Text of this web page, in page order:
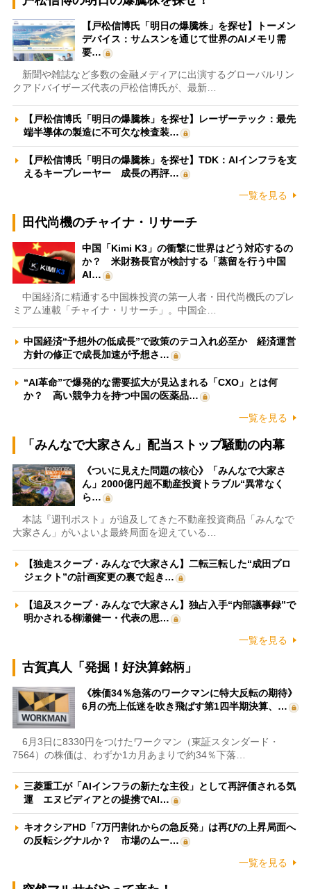
【戸松信博氏「明日の爆騰株」を探せ】トーメン
デバイス：サムスンを通じて世界のAIメモリ需
要…
新聞や雑誌など多数の金融メディアに出演するグローバルリン
クアドバイザーズ代表の戸松信博氏が、最新…
【戸松信博氏「明日の爆騰株」を探せ】レーザーテック：最先
端半導体の製造に不可欠な検査装…
【戸松信博氏「明日の爆騰株」を探せ】TDK：AIインフラを支
えるキープレーヤー 成長の再評…
一覧を見る
田代尚機のチャイナ・リサーチ
中国「Kimi K3」の衝撃に世界はどう対応するの
か？ 米財務長官が検討する「蒸留を行う中国
AI…
中国経済に精通する中国株投資の第一人者・田代尚機氏のプレ
ミアム連載「チャイナ・リサーチ」。中国企…
中国経済“予想外の低成長”で政策のテコ入れ必至か 経済運営
方針の修正で成長加速が予想さ…
“AI革命”で爆発的な需要拡大が見込まれる「CXO」とは何
か？ 高い競争力を持つ中国の医薬品…
一覧を見る
「みんなで大家さん」配当ストップ騒動の内幕
《ついに見えた問題の核心》「みんなで大家さ
ん」2000億円超不動産投資トラブル“異常なく
ら…
本誌『週刊ポスト』が追及してきた不動産投資商品「みんなで
大家さん」がいよいよ最終局面を迎えている…
【独走スクープ・みんなで大家さん】二転三転した“成田プロ
ジェクト”の計画変更の裏で起き…
【追及スクープ・みんなで大家さん】独占入手“内部議事録”で
明かされる柳瀬健一・代表の思…
一覧を見る
古賀真人「発掘！好決算銘柄」
《株価34％急落のワークマンに特大反転の期待》
6月の売上低迷を吹き飛ばす第1四半期決算、…
6月3日に8330円をつけたワークマン（東証スタンダード・
7564）の株価は、わずか1カ月あまりで約34％下落…
三菱重工が「AIインフラの新たな主役」として再評価される気
運 エヌビディアとの提携でAI…
キオクシアHD「7万円割れからの急反発」は再びの上昇局面へ
の反転シグナルか？ 市場のムー…
一覧を見る